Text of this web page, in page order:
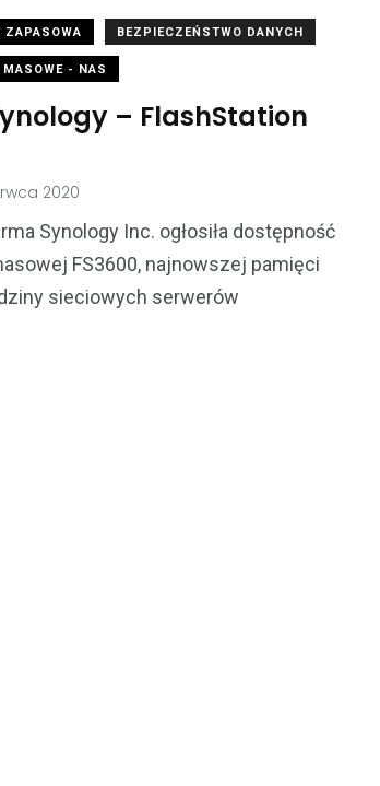
BEZPIECZEŃSTWO DANYCH
MASOWE - NAS
– FlashStation
2020
Synology Inc. ogłosiła dostępność
FS3600, najnowszej pamięci
sieciowych serwerów